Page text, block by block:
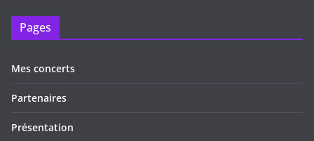
Pages
Mes concerts
Partenaires
Présentation